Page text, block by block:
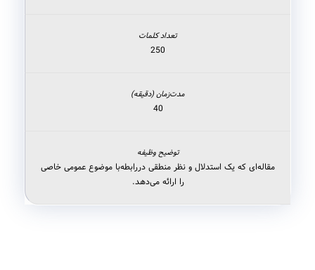
250
40
مقاله‌ای که یک استدلال و نظر منطقی دررابطه‌با موضوع عمومی خاصی
را ارائه می‌دهد.